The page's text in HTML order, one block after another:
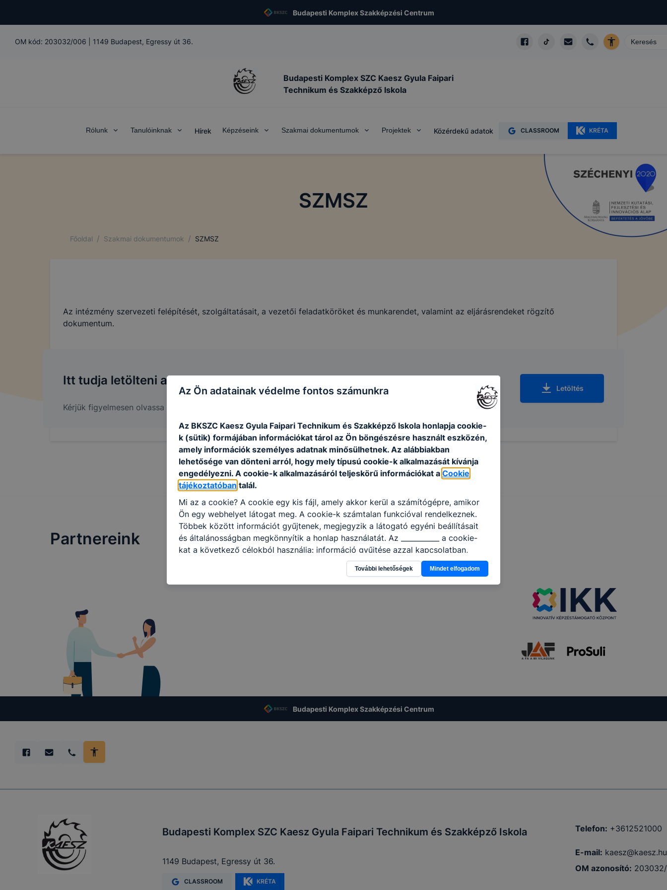
Budapesti Komplex Szakképzési Centrum
OM kód: 203032/006 1149 Budapest, Egressy út 36.
Budapesti Komplex SZC Kaesz Gyula Faipari
Technikum és Szakképző Iskola
Rólunk Tanulóinknak Hírek Képzéseink Szakmai dokumentumok Projektek Közérdekű adatok CLASSROOM KRÉTA
SZMSZ
Főoldal / Szakmai dokumentumok / SZMSZ
Az intézmény szervezeti felépítését, szolgáltatásait, a vezetői feladatköröket és munkarendet, valamint az eljárásrendeket rögzítő
dokumentum.
Itt tudja letölteni az SZMSZ-t
Kérjük figyelmesen olvassa el.
Letöltés
Partnereink
Budapesti Komplex Szakképzési Centrum
Budapesti Komplex SZC Kaesz Gyula Faipari Technikum és Szakképző Iskola
1149 Budapest, Egressy út 36.
CLASSROOM KRÉTA
Telefon: +3612521000
E-mail: kaesz@kaesz.hu
OM azonosító:
Az Ön adatainak védelme fontos számunkra
Az BKSZC Kaesz Gyula Faipari Technikum és Szakképző Iskola honlapja cookie-
k (sütik) formájában információkat tárol az Ön böngészésre használt eszközén,
amely információk személyes adatnak minősülhetnek. Az alábbiakban
lehetősége van dönteni arról, hogy mely típusú cookie-k alkalmazását kívánja
engedélyezni. A cookie-k alkalmazásáról teljeskörű információkat a Cookie
tájékoztatóban talál.
Mi az a cookie? A cookie egy kis fájl, amely akkor kerül a számítógépre, amikor
Ön egy webhelyet látogat meg. A cookie-k számtalan funkcióval rendelkeznek.
Többek között információt gyűjtenek, megjegyzik a látogató egyéni beállításait
és általánosságban megkönnyítik a honlap használatát. Az ___________ a cookie-
kat a következő célokból használja: információ gyűjtése azzal kapcsolatban,
hogyan használja Ön a honlapot -annak felmérésével, hogy a honlap melyik
részeit látogatja, vagy használja leginkább, így megtudhatjuk, hogyan
biztosítsunk Önnek még jobb felhasználói élményt, ha ismét meglátogatja
További lehetőségek Mindet elfogadom